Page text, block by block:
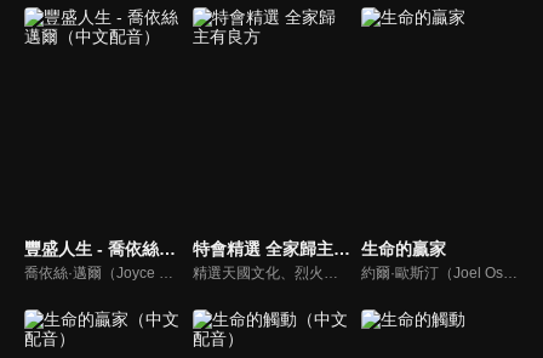
豐盛人生 - 喬依絲邁爾（中文配音） 特會精選 全家歸主有良方 生命的贏家
約爾·歐斯汀（Joel Osteen）綽號是「微笑的傳道者」，是美國的宣教士、電視佈道家和作家，他在美國最大的基督教會湖木教會擔任主任牧師。2004年，他的第一本書「活出美好」，首次出版就登上紐約時報暢銷書的榜首，這本書在紐約時報暢銷200多週。